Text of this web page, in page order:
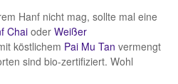
Hanf nicht mag, sollte mal eine
Chai oder Weißer
köstlichem Pai Mu Tan vermengt
sind bio-zertifiziert. Wohl